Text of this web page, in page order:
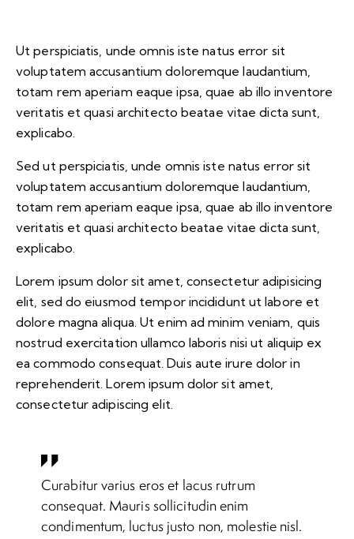
Ut perspiciatis, unde omnis iste natus error sit
voluptatem accusantium doloremque laudantium,
totam rem aperiam eaque ipsa, quae ab illo inventore
veritatis et quasi architecto beatae vitae dicta sunt,
explicabo.
Sed ut perspiciatis, unde omnis iste natus error sit
voluptatem accusantium doloremque laudantium,
totam rem aperiam eaque ipsa, quae ab illo inventore
veritatis et quasi architecto beatae vitae dicta sunt,
explicabo.
Lorem ipsum dolor sit amet, consectetur adipisicing
elit, sed do eiusmod tempor incididunt ut labore et
dolore magna aliqua. Ut enim ad minim veniam, quis
nostrud exercitation ullamco laboris nisi ut aliquip ex
ea commodo consequat. Duis aute irure dolor in
reprehenderit. Lorem ipsum dolor sit amet,
consectetur adipiscing elit.
Curabitur varius eros et lacus rutrum
consequat. Mauris sollicitudin enim
condimentum, luctus justo non, molestie nisl.